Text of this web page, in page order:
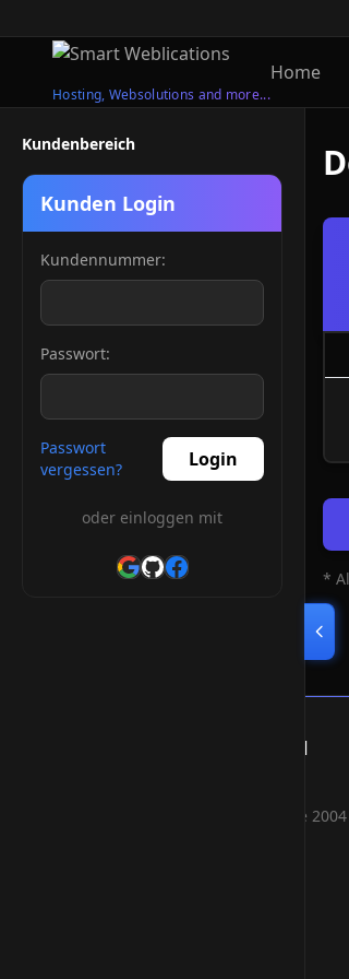
Hosting, Websolutions and more...
Home
Kundenbereich
Kunden Login
Kundennummer:
Passwort:
Passwort
vergessen?
Login
oder einloggen mit
*
Smart Weblications GmbH
Professional hosting services since 2004